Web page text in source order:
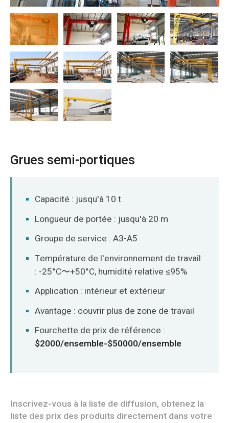
Grues semi-portiques
Capacité : jusqu'à 10 t
Longueur de portée : jusqu'à 20 m
Groupe de service : A3-A5
Température de l'environnement de travail
: -25°C〜+50°C, humidité relative ≤95%
Application : intérieur et extérieur
Avantage : couvrir plus de zone de travail
Fourchette de prix de référence :
$2000/ensemble-$50000/ensemble
Inscrivez-vous à la liste de diffusion, obtenez la
liste des prix des produits directement dans votre